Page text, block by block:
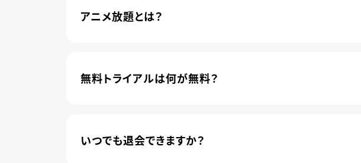
アニメ放題とは？
無料トライアルは何が無料？
いつでも退会できますか？